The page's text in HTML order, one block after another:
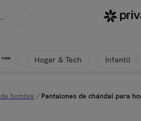
new Hogar & Tech Infantil
de hombre / Pantalones de chándal para